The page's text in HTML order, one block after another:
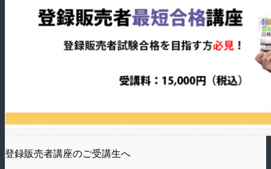
登録販売者講座のご受講生へ